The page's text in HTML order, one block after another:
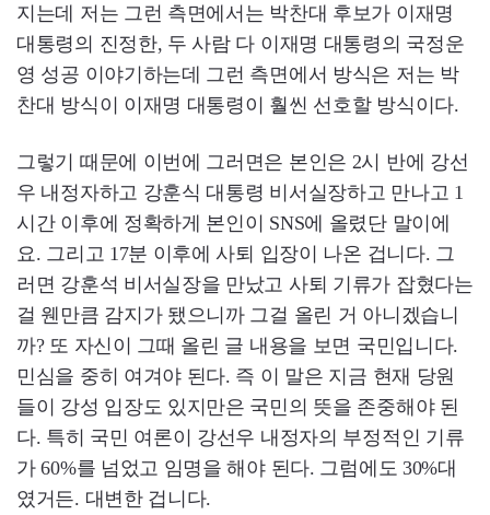
지는데 저는 그런 측면에서는 박찬대 후보가 이재명
대통령의 진정한, 두 사람 다 이재명 대통령의 국정운
영 성공 이야기하는데 그런 측면에서 방식은 저는 박
찬대 방식이 이재명 대통령이 훨씬 선호할 방식이다.
그렇기 때문에 이번에 그러면은 본인은 2시 반에 강선
우 내정자하고 강훈식 대통령 비서실장하고 만나고 1
시간 이후에 정확하게 본인이 SNS에 올렸단 말이에
요. 그리고 17분 이후에 사퇴 입장이 나온 겁니다. 그
러면 강훈석 비서실장을 만났고 사퇴 기류가 잡혔다는
걸 웬만큼 감지가 됐으니까 그걸 올린 거 아니겠습니
까? 또 자신이 그때 올린 글 내용을 보면 국민입니다.
민심을 중히 여겨야 된다. 즉 이 말은 지금 현재 당원
들이 강성 입장도 있지만은 국민의 뜻을 존중해야 된
다. 특히 국민 여론이 강선우 내정자의 부정적인 기류
가 60%를 넘었고 임명을 해야 된다. 그럼에도 30%대
였거든. 대변한 겁니다.